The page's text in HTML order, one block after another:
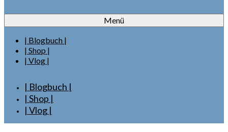
Menü
| Blogbuch |
| Shop |
| Vlog |
| Blogbuch |
| Shop |
| Vlog |